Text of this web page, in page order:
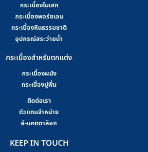
กระเบื้องโมเสก
กระเบื้องพอร์ซเลน
กระเบื้องหินธรรมชาติ
อุปกรณ์สระว่ายน้ำ
กระเบื้องสำหรับตกแต่ง
กระเบื้องผนัง
กระเบื้องปูพื้น
ติดต่อเรา
ตัวแทนจำหน่าย
อี-แคตตาล็อก
KEEP IN TOUCH